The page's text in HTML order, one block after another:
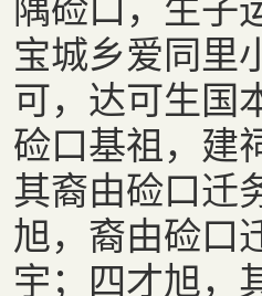
宝城乡爱同里
可，达可生国
硷口基祖，建
其裔由硷口迁
旭，裔由硷口
宇；四才旭，